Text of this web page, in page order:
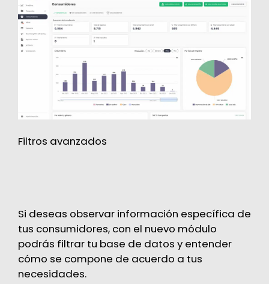
Filtros avanzados
Si deseas observar información específica de
tus consumidores, con el nuevo módulo
podrás filtrar tu base de datos y entender
cómo se compone de acuerdo a tus
necesidades.